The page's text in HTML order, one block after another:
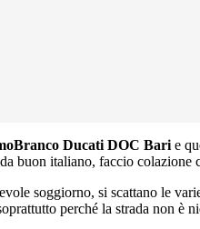
Ducati DOC Bari e
buon italiano, faccio
soggiorno, si scattano le
perché la strada non è